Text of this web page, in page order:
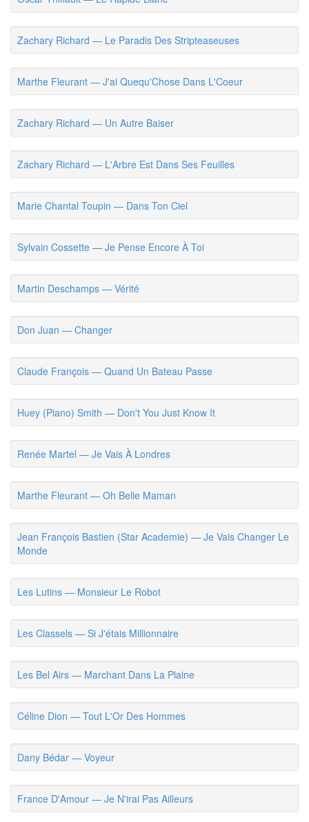
Zachary Richard — Le Paradis Des Stripteaseuses
Marthe Fleurant — J'ai Quequ'Chose Dans L'Coeur
Zachary Richard — Un Autre Baiser
Zachary Richard — L'Arbre Est Dans Ses Feuilles
Marie Chantal Toupin — Dans Ton Ciel
Sylvain Cossette — Je Pense Encore À Toi
Martin Deschamps — Vérité
Don Juan — Changer
Claude François — Quand Un Bateau Passe
Huey (Piano) Smith — Don't You Just Know It
Renée Martel — Je Vais À Londres
Marthe Fleurant — Oh Belle Maman
Jean François Bastien (Star Academie) — Je Vais Changer Le
Monde
Les Lutins — Monsieur Le Robot
Les Classels — Si J'étais Millionnaire
Les Bel Airs — Marchant Dans La Plaine
Céline Dion — Tout L'Or Des Hommes
Dany Bédar — Voyeur
France D'Amour — Je N'irai Pas Ailleurs